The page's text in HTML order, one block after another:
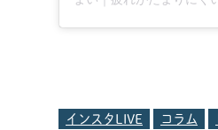
インスタLIVE コラム